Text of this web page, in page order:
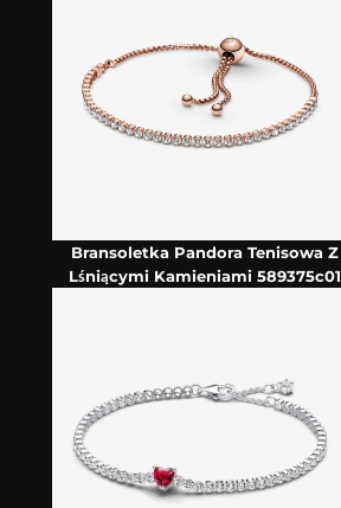
Bransoletka Pandora Tenisowa Z
Lśniącymi Kamieniami 589375c01